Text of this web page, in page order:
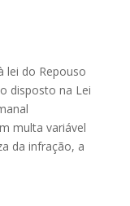
lei do Repouso
disposto na Lei
multa variável
da infração, a